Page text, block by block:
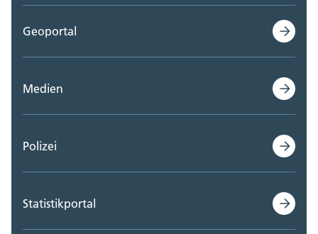
Geoportal
Medien
Polizei
Statistikportal